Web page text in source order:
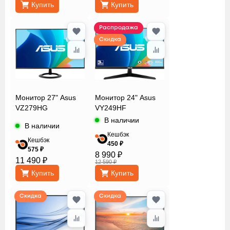
Купить Купить
Монитор 27" Asus
VZ279HG
В наличии
Кешбэк
575 ₽
11 490 ₽
Купить
Распродажа
Скидка
Монитор 24" Asus
VY249HF
В наличии
Кешбэк
450 ₽
8 990 ₽
12 590 ₽
Купить
Скидка Скидка